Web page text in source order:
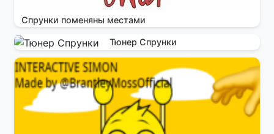
Спрунки поменяны местами
Тюнер Спрунки